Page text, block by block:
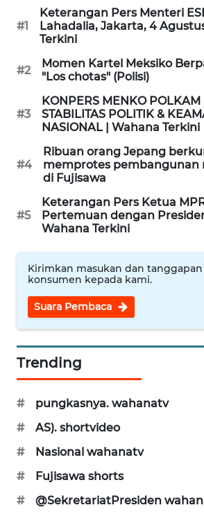
#1
Keterangan Pers Menteri
Lahadalia, Jakarta, 4
Terkini
#2
Momen Kartel Meksiko
"Los chotas" (Polisi)
#3
KONPERS MENKO POLKAM
STABILITAS POLITIK &
NASIONAL | Wahana Terkini
#4
Ribuan orang Jepang
memprotes pembangunan
di Fujisawa
#5
Keterangan Pers Ketua
Pertemuan dengan
Wahana Terkini
Kirimkan masukan dan tanggapan
konsumen kepada kami.
Suara Pembaca
Trending
#
pungkasnya. wahanatv
#
AS). shortvideo
#
Nasional wahanatv
#
Fujisawa shorts
#
@SekretariatPresiden
WAHANA
INFRASTRUKTUR
WAHANA
KONSUMEN
WAHANA
LISTRIK
WAHANA
TRAVEL
WAHANA
TV
WAHANANEWS
ID
WAHANANEWS
CO ID
WAHANANEWS
NET
SPORT
WAHANA
UMKM